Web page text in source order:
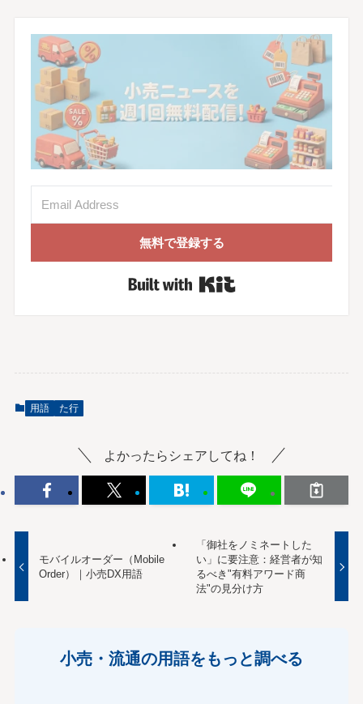
無料で登録する
Built with Kit
用語 た行
よかったらシェアしてね！
モバイルオーダー（Mobile
Order）｜小売DX用語
「御社をノミネートした
い」に要注意：経営者が知
るべき"有料アワード商
法"の見分け方
小売・流通の用語をもっと調べる